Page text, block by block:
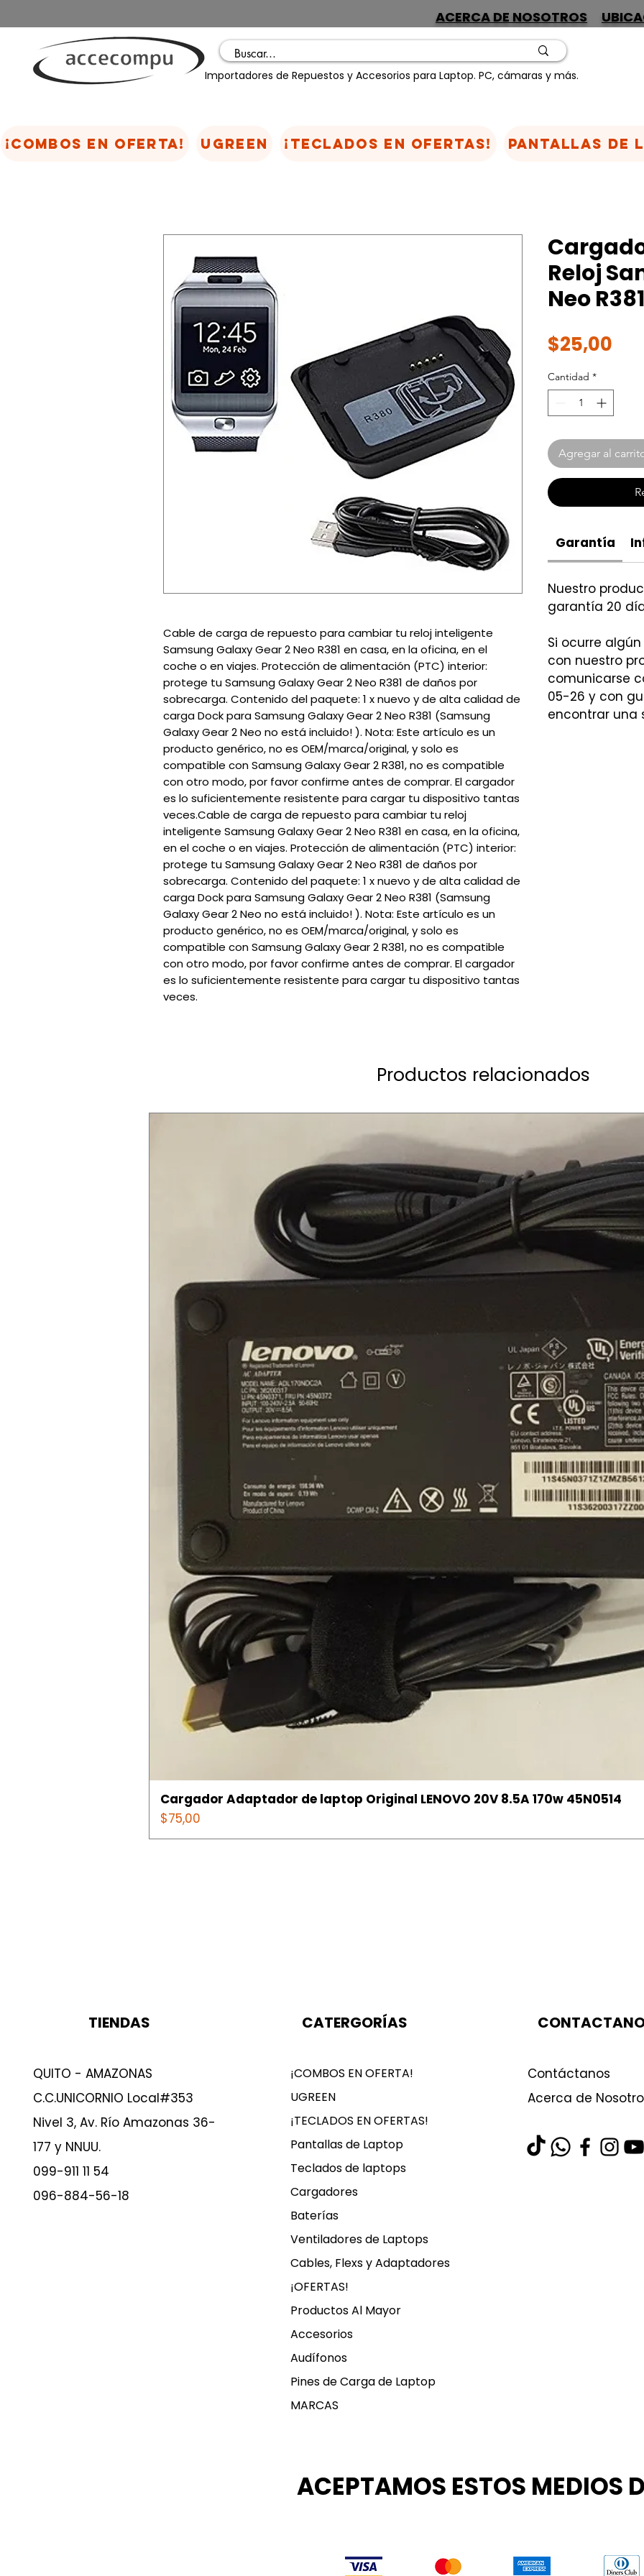
ACERCA DE NOSOTROS
Importadores de Repuestos y Accesorios para Laptop. PC, cámaras y más.
Cable de carga de repuesto para cambiar tu reloj inteligente
Samsung Galaxy Gear 2 Neo R381 en casa, en la oficina, en el
coche o en viajes. Protección de alimentación (PTC) interior:
protege tu Samsung Galaxy Gear 2 Neo R381 de daños por
sobrecarga. Contenido del paquete: 1 x nuevo y de alta calidad de
carga Dock para Samsung Galaxy Gear 2 Neo R381 (Samsung
Galaxy Gear 2 Neo no está incluido! ). Nota: Este artículo es un
producto genérico, no es OEM/marca/original, y solo es
compatible con Samsung Galaxy Gear 2 R381, no es compatible
con otro modo, por favor confirme antes de comprar. El cargador
es lo suficientemente resistente para cargar tu dispositivo tantas
veces.Cable de carga de repuesto para cambiar tu reloj
inteligente Samsung Galaxy Gear 2 Neo R381 en casa, en la oficina,
en el coche o en viajes. Protección de alimentación (PTC) interior:
protege tu Samsung Galaxy Gear 2 Neo R381 de daños por
sobrecarga. Contenido del paquete: 1 x nuevo y de alta calidad de
carga Dock para Samsung Galaxy Gear 2 Neo R381 (Samsung
Galaxy Gear 2 Neo no está incluido! ). Nota: Este artículo es un
producto genérico, no es OEM/marca/original, y solo es
compatible con Samsung Galaxy Gear 2 R381, no es compatible
con otro modo, por favor confirme antes de comprar. El cargador
es lo suficientemente resistente para cargar tu dispositivo tantas
veces.
Reloj
Neo R381
$25,00
Cantidad *
Agregar al
Garantía
Nuestro
garantía 20
Si ocurre
con nuestro
comunicarse
05-26 y con
encontrar una
Productos relacionados
Cargador Adaptador de laptop Original LENOVO 20V 8.5A 170w 45N0514
Precio
$75,00
¡COMBOS EN OFERTA! UGREEN ¡TECLADOS EN OFERTAS! Pantallas de
TIENDAS
QUITO - AMAZONAS
C.C.UNICORNIO Local#353
Nivel 3, Av. Río Amazonas 36-
177 y NNUU.
099-911 11 54
096-884-56-18
CATERGORÍAS
¡COMBOS EN OFERTA!
UGREEN
¡TECLADOS EN OFERTAS!
Pantallas de Laptop
Teclados de laptops
Cargadores
Baterías
Ventiladores de Laptops
Cables, Flexs y Adaptadores
¡OFERTAS!
Productos Al Mayor
Accesorios
Audífonos
Pines de Carga de Laptop
MARCAS
Contáctanos
Acerca de
ACEPTAMOS ESTOS MEDIOS